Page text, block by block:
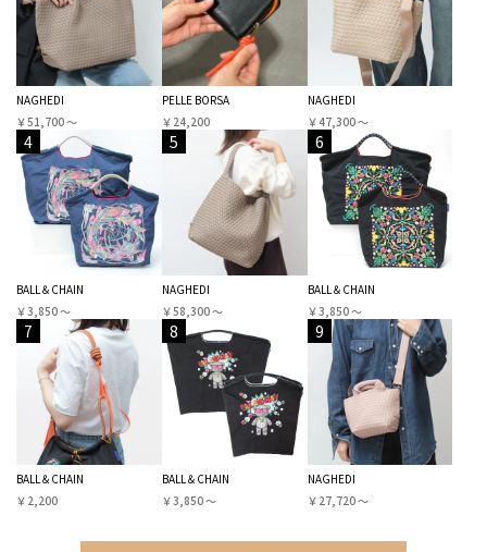
NAGHEDI
￥51,700 〜
PELLE BORSA
￥24,200
NAGHEDI
￥47,300 〜
4
BALL＆CHAIN
￥3,850 〜
5
NAGHEDI
￥58,300 〜
6
BALL＆CHAIN
￥3,850 〜
7
BALL＆CHAIN
￥2,200
8
BALL＆CHAIN
￥3,850 〜
9
NAGHEDI
￥27,720 〜